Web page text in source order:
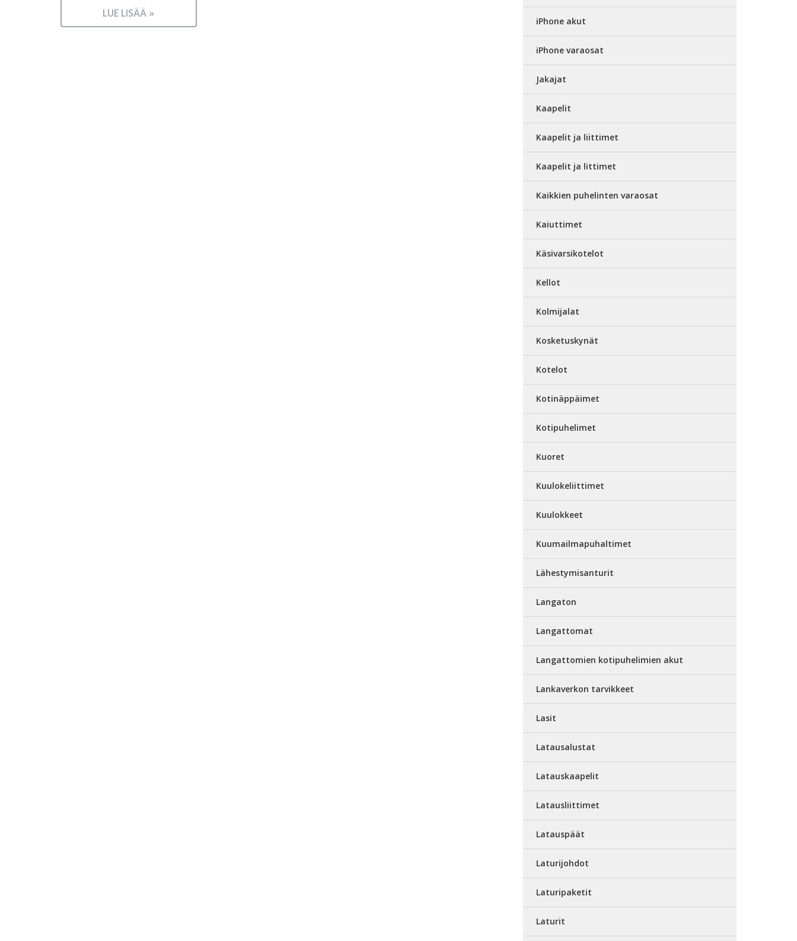
LUE LISÄÄ »
iPhone akut
iPhone varaosat
Jakajat
Kaapelit
Kaapelit ja liittimet
Kaapelit ja littimet
Kaikkien puhelinten varaosat
Kaiuttimet
Käsivarsikotelot
Kellot
Kolmijalat
Kosketuskynät
Kotelot
Kotinäppäimet
Kotipuhelimet
Kuoret
Kuulokeliittimet
Kuulokkeet
Kuumailmapuhaltimet
Lähestymisanturit
Langaton
Langattomat
Langattomien kotipuhelimien akut
Lankaverkon tarvikkeet
Lasit
Latausalustat
Latauskaapelit
Latausliittimet
Latauspäät
Laturijohdot
Laturipaketit
Laturit